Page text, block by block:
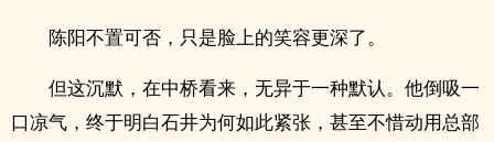
陈阳不置可否，只是脸上的笑容更深了。
但这沉默，在中桥看来，无异于一种默认。他倒吸一
口凉气，终于明白石井为何如此紧张，甚至不惜动用总部